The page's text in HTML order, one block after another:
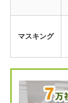
マスキング